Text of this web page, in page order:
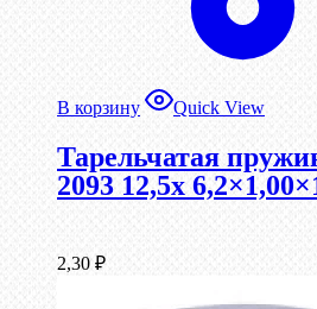
В корзину Quick View
Тарельчатая
2093 12,5x
2,30 ₽